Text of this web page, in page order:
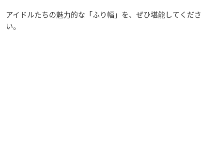
アイドルたちの魅力的な「ふり幅」を、ぜひ堪能してくださ
い。